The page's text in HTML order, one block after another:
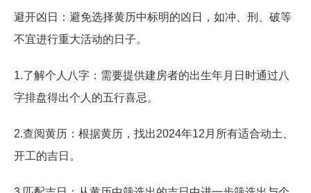
避开凶日：避免选择黄历中标明的凶日，如冲、刑、破等
不宜进行重大活动的日子。
1.了解个人八字：需要提供建房者的出生年月日时通过八
字排盘得出个人的五行喜忌。
2.查阅黄历：根据黄历，找出2024年12月所有适合动土、
开工的吉日。